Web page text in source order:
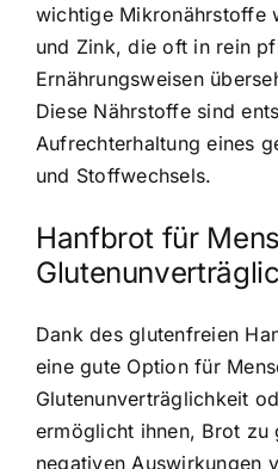
wichtige Mikronährstoffe
und Zink, die oft in rein
Ernährungsweisen
Diese Nährstoffe sind
Aufrechterhaltung eines
und Stoffwechsels.
Hanfbrot für
Dank des glutenfreien
eine gute Option für
Glutenunverträglichkeit
ermöglicht ihnen, Brot zu
negativen Auswirkungen